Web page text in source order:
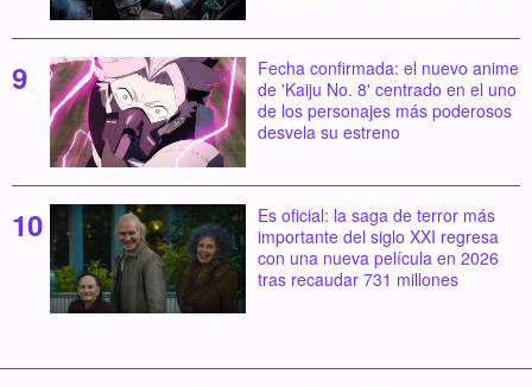
Fecha confirmada: el nuevo anime
de 'Kaiju No. 8' centrado en el uno
de los personajes más poderosos
desvela su estreno
Es oficial: la saga de terror más
importante del siglo XXI regresa
con una nueva película en 2026
tras recaudar 731 millones